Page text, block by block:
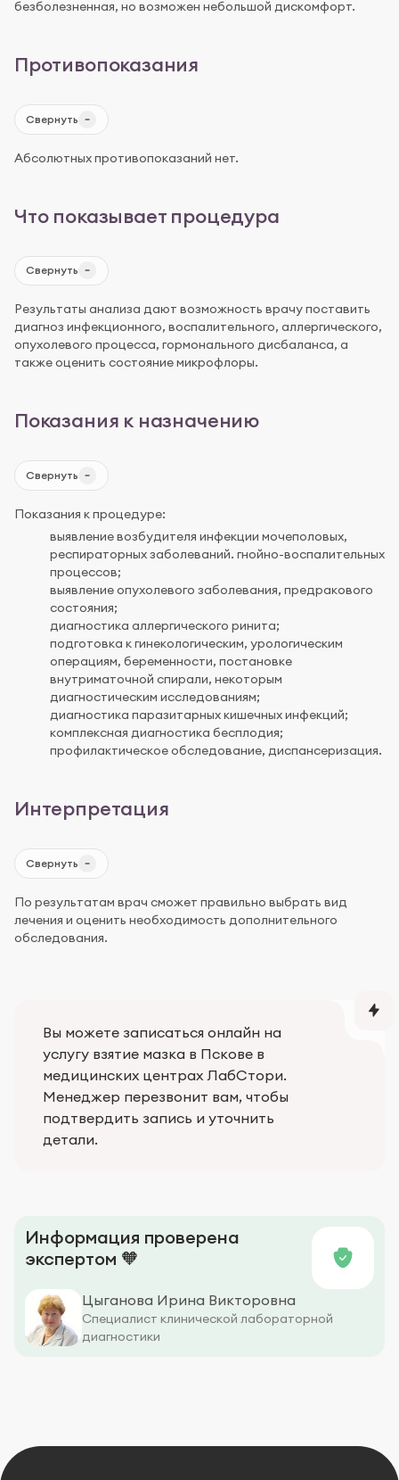
безболезненная, но возможен небольшой дискомфорт.
Противопоказания
Свернуть
Абсолютных противопоказаний нет.
Что показывает процедура
Свернуть
Результаты анализа дают возможность врачу поставить
диагноз инфекционного, воспалительного, аллергического,
опухолевого процесса, гормонального дисбаланса, а
также оценить состояние микрофлоры.
Показания к назначению
Свернуть
Показания к процедуре:
выявление возбудителя инфекции мочеполовых,
респираторных заболеваний. гнойно-воспалительных
процессов;
выявление опухолевого заболевания, предракового
состояния;
диагностика аллергического ринита;
подготовка к гинекологическим, урологическим
операциям, беременности, постановке
внутриматочной спирали, некоторым
диагностическим исследованиям;
диагностика паразитарных кишечных инфекций;
комплексная диагностика бесплодия;
профилактическое обследование, диспансеризация.
Интерпретация
Свернуть
По результатам врач сможет правильно выбрать вид
лечения и оценить необходимость дополнительного
обследования.
Вы можете записаться онлайн на
услугу взятие мазка в Пскове в
медицинских центрах ЛабСтори.
Менеджер перезвонит вам, чтобы
подтвердить запись и уточнить
детали.
Информация проверена
экспертом 🧡
Цыганова Ирина Викторовна
Специалист клинической лабораторной
диагностики